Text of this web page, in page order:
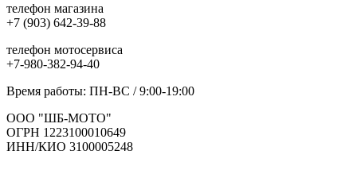
телефон магазина
+7 (903) 642-39-88
телефон мотосервиса
+7-980-382-94-40
Время работы: ПН-ВС / 9:00-19:00
ООО "ШБ-МОТО"
ОГРН 1223100010649
ИНН/КИО 3100005248